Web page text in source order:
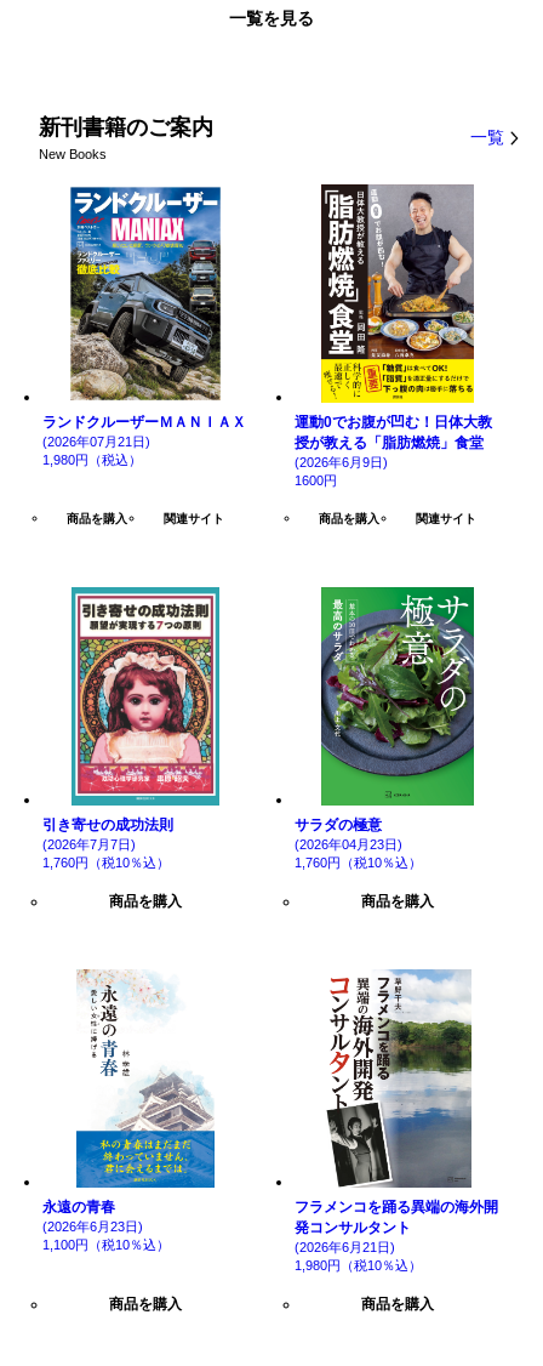
一覧を見る
新刊書籍のご案内
New Books
一覧
ランドクルーザーＭＡＮＩＡＸ
(2026年07月21日)
1,980円（税込）
商品を購入 関連サイト
運動0でお腹が凹む！日体大教
授が教える「脂肪燃焼」食堂
(2026年6月9日)
1600円
商品を購入 関連サイト
引き寄せの成功法則
(2026年7月7日)
1,760円（税10％込）
商品を購入
サラダの極意
(2026年04月23日)
1,760円（税10％込）
商品を購入
永遠の青春
(2026年6月23日)
1,100円（税10％込）
商品を購入
フラメンコを踊る異端の海外開
発コンサルタント
(2026年6月21日)
1,980円（税10％込）
商品を購入